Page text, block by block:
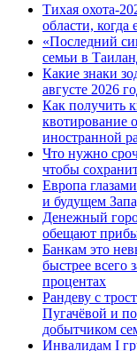
Тихая охота-
области, когда
«Последний
семьи в
Какие знаки
августе 2026
Как получить
квотирование
иностранной
Что нужно
чтобы
Европа
и будущем
Денежный
обещают
Банкам это
быстрее всего
процентах
Рандеву с
Пугачёвой и
добытчиком
Инвалидам I